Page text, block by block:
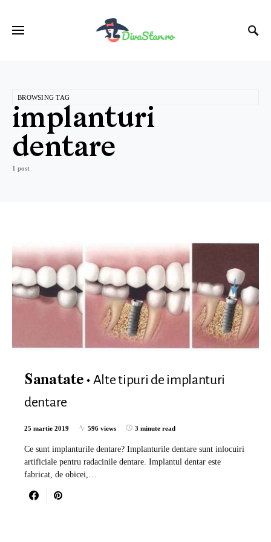
BROWSING TAG
implanturi
dentare
1 post
Sanatate
Alte tipuri de implanturi
dentare
25 martie 2019 596 views 3 minute read
Ce sunt implanturile dentare? Implanturile dentare sunt inlocuiri
artificiale pentru radacinile dentare. Implantul dentar este
fabricat, de obicei,…